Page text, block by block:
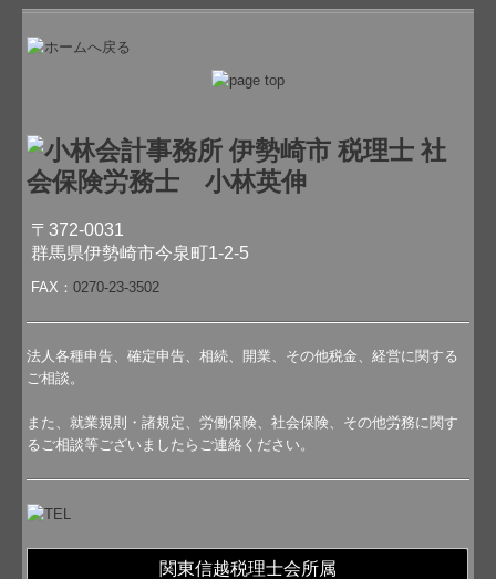
〒372-0031
群馬県伊勢崎市今泉町1-2-5
FAX：0270-23-3502
法人各種申告、確定申告、相続、開業、その他税金、経営に関する
ご相談。
また、就業規則・諸規定、労働保険、社会保険、その他労務に関す
るご相談等ございましたらご連絡ください。
関東信越税理士会所属